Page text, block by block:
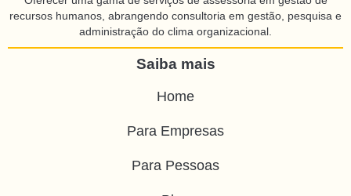
recursos humanos, abrangendo consultoria em gestão, pesquisa e
administração do clima organizacional.
Saiba mais
Home
Para Empresas
Para Pessoas